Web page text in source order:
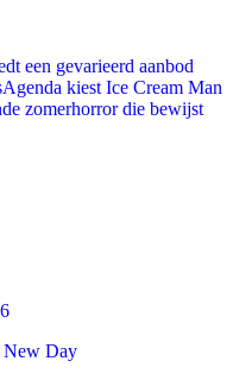
een gevarieerd aanbod
kiest Ice Cream Man
zomerhorror die bewijst
New Day